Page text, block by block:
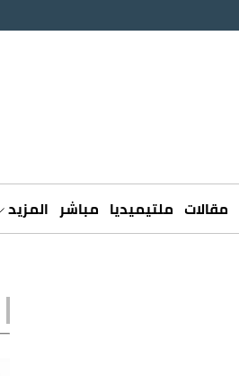
مقالات ملتيميديا مباشر المزيد